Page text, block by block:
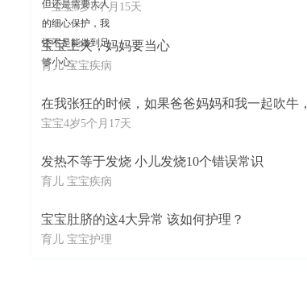
宝宝3岁8个月15天
宝宝上火，妈妈要当心
育儿 宝宝疾病
在我张狂的时候，如果爸爸妈妈和我一起吹牛，
宝宝4岁5个月17天
发热不等于发烧 小儿发烧10个错误常识
育儿 宝宝疾病
宝宝肚脐的这4大异常 该如何护理？
育儿 宝宝护理